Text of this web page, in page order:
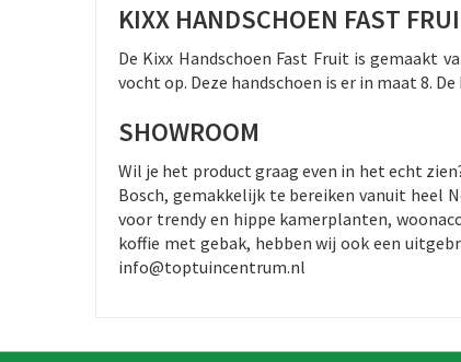
KIXX HANDSCHOEN FAST
De Kixx Handschoen Fast Fruit is gemaakt
vocht op. Deze handschoen is er in maat 8.
SHOWROOM
Wil je het product graag even in het echt
Bosch, gemakkelijk te bereiken vanuit heel
voor trendy en hippe kamerplanten,
koffie met gebak, hebben wij ook een
info@toptuincentrum.nl